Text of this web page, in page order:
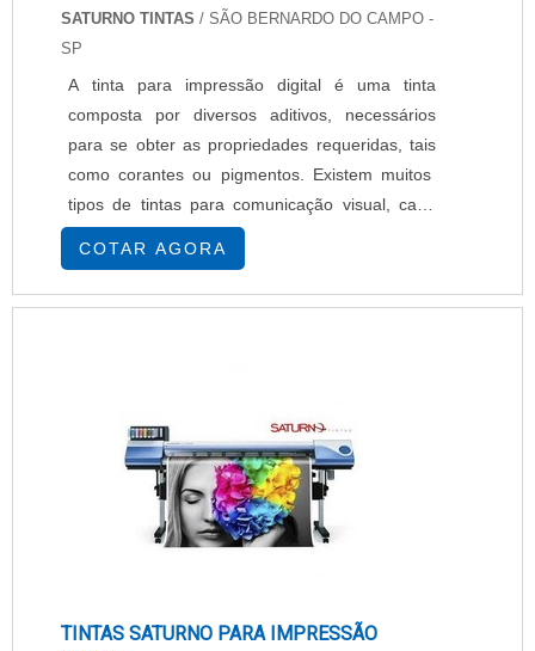
SATURNO TINTAS / SÃO BERNARDO DO CAMPO -
SP
A tinta para impressão digital é uma tinta
composta por diversos aditivos, necessários
para se obter as propriedades requeridas, tais
como corantes ou pigmentos. Existem muitos
tipos de tintas para comunicação visual, cada
uma com as suas particularidades e finalidades.
A escolha da tinta que mais se adéqua ao
processo e ao substrato a ser utilizado é um dos
COTAR AGORA
TINTAS SATURNO PARA IMPRESSÃO